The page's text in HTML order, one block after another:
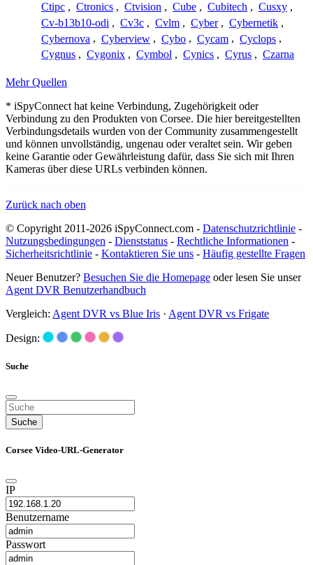
Ctipc , Ctronics , Ctvision , Cube , Cubitech , Cusxy ,
Cv-b13b10-odi , Cv3c , Cvlm , Cyber , Cybernetik ,
Cybernova , Cyberview , Cybo , Cycam , Cyclops ,
Cygnus , Cygonix , Cymbol , Cynics , Cyrus , Czarna
Mehr Quellen
* iSpyConnect hat keine Verbindung, Zugehörigkeit oder
Verbindung zu den Produkten von Corsee. Die hier bereitgestellten
Verbindungsdetails wurden von der Community zusammengestellt
und können unvollständig, ungenau oder veraltet sein. Wir geben
keine Garantie oder Gewährleistung dafür, dass Sie sich mit Ihren
Kameras über diese URLs verbinden können.
Zurück nach oben
© Copyright 2011-2026 iSpyConnect.com - Datenschutzrichtlinie -
Nutzungsbedingungen - Dienststatus - Rechtliche Informationen -
Sicherheitsrichtlinie - Kontaktieren Sie uns - Häufig gestellte Fragen
Neuer Benutzer? Besuchen Sie die Homepage oder lesen Sie unser
Agent DVR Benutzerhandbuch
Vergleich: Agent DVR vs Blue Iris · Agent DVR vs Frigate
Design:
Suche
Suche
Corsee Video-URL-Generator
IP
Benutzername
Passwort